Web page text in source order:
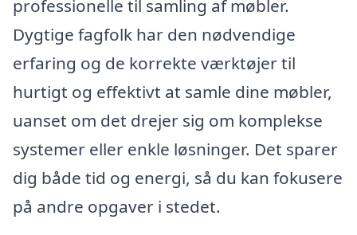
professionelle til samling af møbler.
Dygtige fagfolk har den nødvendige
erfaring og de korrekte værktøjer til
hurtigt og effektivt at samle dine møbler,
uanset om det drejer sig om komplekse
systemer eller enkle løsninger. Det sparer
dig både tid og energi, så du kan fokusere
på andre opgaver i stedet.